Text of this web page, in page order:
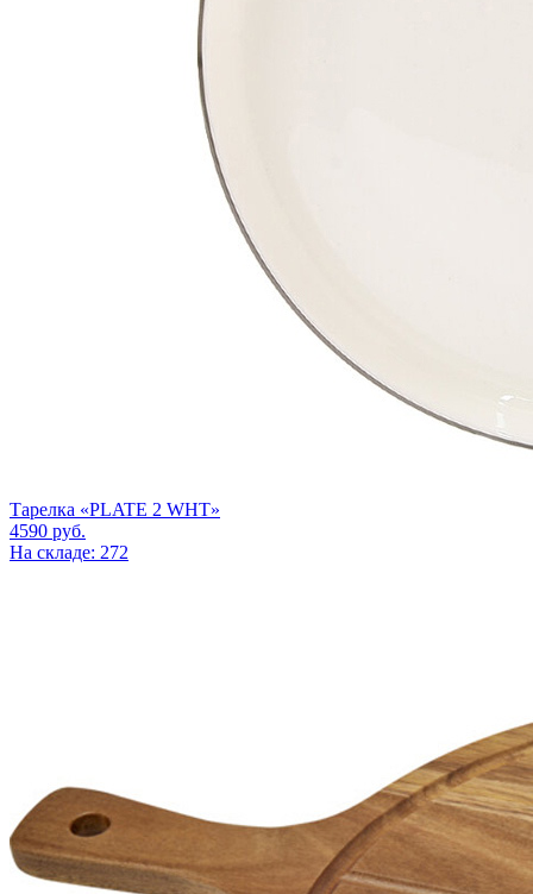
Тарелка «PLATE 2 WHT»
4590 руб.
На складе: 272